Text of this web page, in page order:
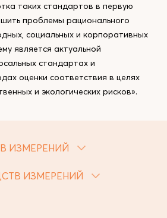
таких стандартов в первую
проблемы рационального
социальных и корпоративных
является актуальной
стандартах и
оценки соответствия в целях
и экологических рисков».
ИЗМЕРЕНИЙ
ИЗМЕРЕНИЙ